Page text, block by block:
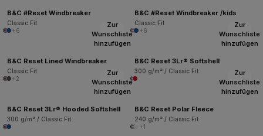
B&C #Reset Windbreaker
Classic Fit
+6
B&C #Reset Windbreaker /kids
Classic Fit
+6
Zur
Wunschliste
hinzufügen
B&C Reset Lined Windbreaker
Classic Fit
+2
Zur
Wunschliste
hinzufügen
B&C Reset 3Lr® Softshell
300 g/m² / Classic Fit
Zur
Wunschliste
hinzufügen
B&C Reset 3Lr® Hooded Softshell
300 g/m² / Classic Fit
Zur
Wunschliste
hinzufügen
B&C Reset Polar Fleece
240 g/m² / Classic Fit
+1